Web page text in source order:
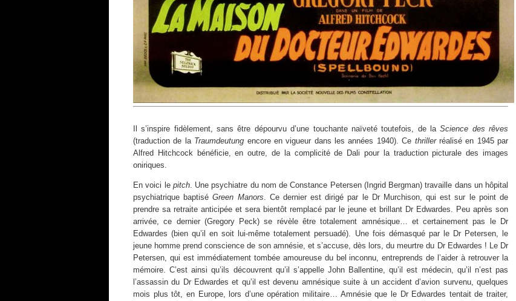
Il s’inspire fidèlement, sans être dépourvu d’une touchante naïveté toutefois, de laScience des rêves
(traduction de la Traumdeutung encore en vigueur dans les années 1940). Ce thrillerréalisé en 1945 par
Alfred Hitchcock bénéficie, en outre, de la complicité de Dali pour la traduction picturale des images
oniriques.
En voici le pitch. Une psychiatre du nom de Constance Petersen (Ingrid Bergman) travaille dans un hôpital
psychiatrique baptiséGreen Manors. Ce dernier est dirigé par le Dr Murchison, qui est sur le point de
prendre sa retraite anticipée et sera bientôt remplacé par le jeune et brillant Dr Edwardes. Peu après son
arrivée, ce dernier (Gregory Peck) se révèle être totalement amnésique… et certainement pas le Dr
Edwardes (bien qu’il en soit lui-même totalement persuadé). Une fois démasqué par le Dr Petersen, le
jeune homme prend conscience de son amnésie, et s’accuse, dès lors, du meurtre du Dr Edwardes ! Le Dr
Petersen, qui est immédiatement tombée amoureuse du bel inconnu, entreprends de l’aider à retrouver la
mémoire. C’est ainsi qu’ils découvrent qu’il s’appelle John Ballentine, qu’il est médecin, qu’il n’est pas
l’assassin du Dr Edwardes et qu’il est devenu amnésique suite à un accident d’avion survenu, quelques
mois plus tôt, en Europe, lors d’une opération militaire… Amnésie que le Dr Edwardes tentait de traiter,